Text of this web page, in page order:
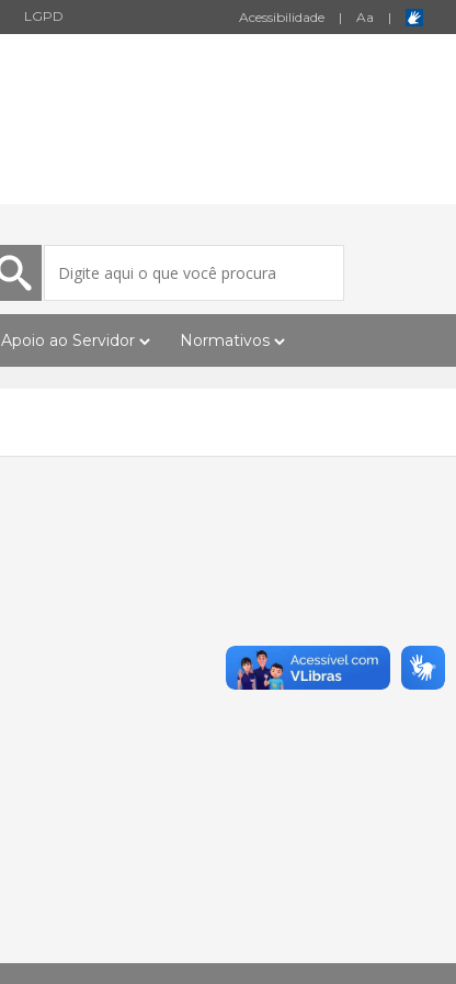
LGPD Acessibilidade | Aa |
Apoio ao Servidor Normativos